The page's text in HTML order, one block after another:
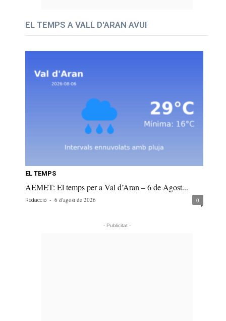
EL TEMPS A VALL D'ARAN AVUI
EL TEMPS
AEMET: El temps per a Val d’Aran – 6 de Agost...
Redacció - 6 d'agost de 2026 0
- Publicitat -